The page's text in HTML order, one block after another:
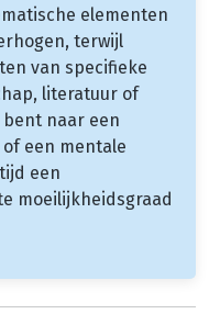
elementen
terwijl
van specifieke
literatuur of
bent naar een
een mentale
een
moeilijkheidsgraad